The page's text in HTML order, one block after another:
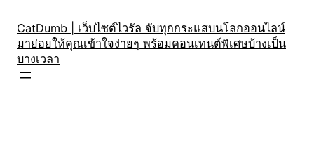
content
CatDumb | เว็บไซต์ไวรัล จับทุกกระแสบนโลกออนไลน์
มาย่อยให้คุณเข้าใจง่ายๆ พร้อมคอนเทนต์พิเศษบ้างเป็น
บางเวลา